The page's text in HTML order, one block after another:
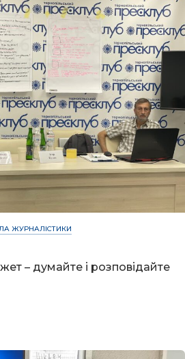
ЖУРНАЛІСТИКИ
– думайте і розповідайте